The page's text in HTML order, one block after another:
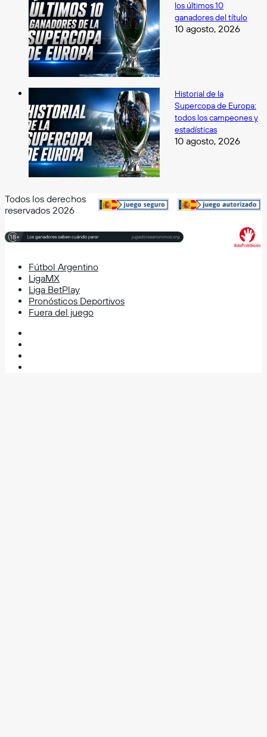
los últimos 10
ganadores del título
10 agosto, 2026
Historial de la
Supercopa de Europa:
todos los campeones y
estadísticas
10 agosto, 2026
Todos los derechos
reservados 2026
Fútbol Argentino
LigaMX
Liga BetPlay
Pronósticos Deportivos
Fuera del juego